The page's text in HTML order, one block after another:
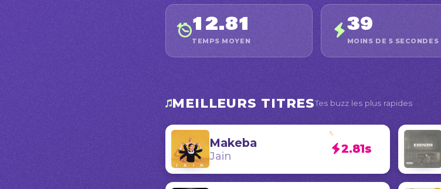
12.81
TEMPS MOYEN
39
MOINS DE 5 SECONDES
MEILLEURS TITRESTes buzz les plus rapides
Makeba
Jain 2.81s